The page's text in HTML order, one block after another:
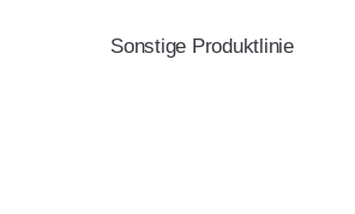
Sonstige Produktlinie